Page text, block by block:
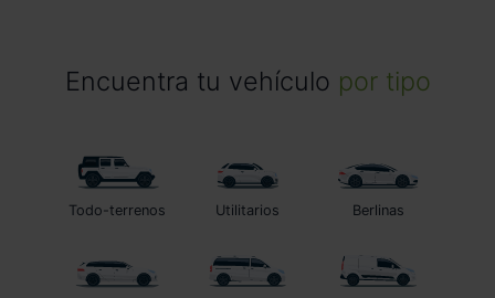
Encuentra tu vehículo por tipo
Todo-terrenos Utilitarios Berlinas